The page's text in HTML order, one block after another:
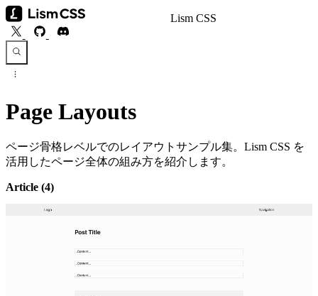
Lism CSS
Page Layouts
ページ骨格レベルでのレイアウトサンプル集。Lism CSS を
活用したページ全体の組み方を紹介します。
Article (4)